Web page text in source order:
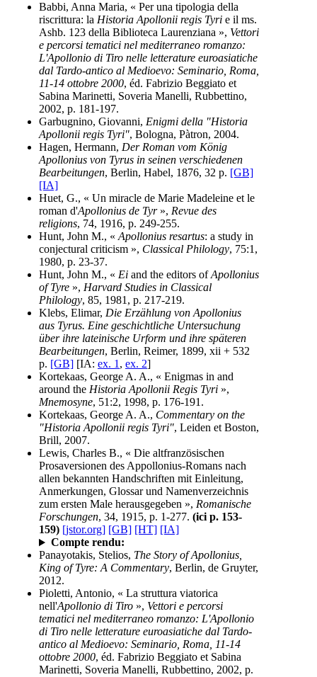
Babbi, Anna Maria, « Per una tipologia della
riscrittura: la Historia Apollonii regis Tyri e il ms.
Ashb. 123 della Biblioteca Laurenziana », Vettori
e percorsi tematici nel mediterraneo romanzo:
L'Apollonio di Tiro nelle letterature euroasiatiche
dal Tardo-antico al Medioevo: Seminario, Roma,
11-14 ottobre 2000, éd. Fabrizio Beggiato et
Sabina Marinetti, Soveria Manelli, Rubbettino,
2002, p. 181-197.
Garbugnino, Giovanni, Enigmi della "Historia
Apollonii regis Tyri", Bologna, Pàtron, 2004.
Hagen, Hermann, Der Roman vom König
Apollonius von Tyrus in seinen verschiedenen
Bearbeitungen, Berlin, Habel, 1876, 32 p. [GB]
[IA]
Huet, G., « Un miracle de Marie Madeleine et le
roman d'Apollonius de Tyr», Revue des
religions, 74, 1916, p. 249-255.
Hunt, John M., « Apollonius resartus: a study in
conjectural criticism », Classical Philology, 75:1,
1980, p. 23-37.
Hunt, John M., « Ei and the editors ofApollonius
of Tyre », Harvard Studies in Classical
Philology, 85, 1981, p. 217-219.
Klebs, Elimar, Die Erzählung von Apollonius
aus Tyrus. Eine geschichtliche Untersuchung
über ihre lateinische Urform und ihre späteren
Bearbeitungen, Berlin, Reimer, 1899, xii + 532
p. [GB] [IA: ex. 1 , ex. 2]
Kortekaas, George A. A., « Enigmas in and
around the Historia Apollonii Regis Tyri »,
Mnemosyne, 51:2, 1998, p. 176-191.
Kortekaas, George A. A., Commentary on the
"Historia Apollonii regis Tyri", Leiden et Boston,
Brill, 2007.
Lewis, Charles B., « Die altfranzösischen
Prosaversionen des Appollonius-Romans nach
allen bekannten Handschriften mit Einleitung,
Anmerkungen, Glossar und Namenverzeichnis
zum ersten Male herausgegeben », Romanische
Forschungen, 34, 1915, p. 1-277. (ici p. 153-
159) [jstor.org] [GB] [HT] [IA]
Compte rendu:
Panayotakis, Stelios, The Story of Apollonius,
King of Tyre: A Commentary, Berlin, de Gruyter,
2012.
Pioletti, Antonio, « La struttura viatorica
nell'Apollonio di Tiro », Vettori e percorsi
tematici nel mediterraneo romanzo: L'Apollonio
di Tiro nelle letterature euroasiatiche dal Tardo-
antico al Medioevo: Seminario, Roma, 11-14
ottobre 2000, éd. Fabrizio Beggiato et Sabina
Marinetti, Soveria Manelli, Rubbettino, 2002, p.